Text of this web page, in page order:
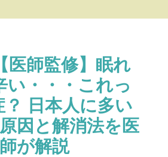
医師監修】眠れ
い・・・これっ
？ 日本人に多い
因と解消法を医
師が解説